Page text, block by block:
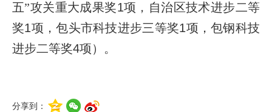
五”攻关重大成果奖1项，自治区技术进步二等
奖1项，包头市科技进步三等奖1项，包钢科技
进步二等奖4项）。
分享到：